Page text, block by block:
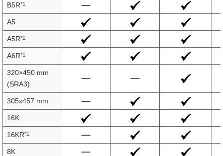
B5R*1
A5
A5R*1
A6R*1
320×450 mm
(SRA3)
305x457 mm
16K
16KR*1
8K